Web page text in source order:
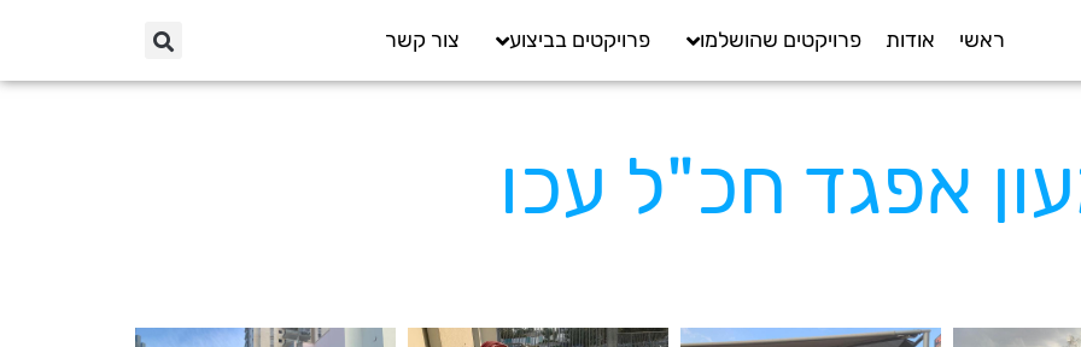
ראשי אודות פרויקטים שהושלמו פרויקטים בביצוע צור קשר
אפגד חכ"ל עכו